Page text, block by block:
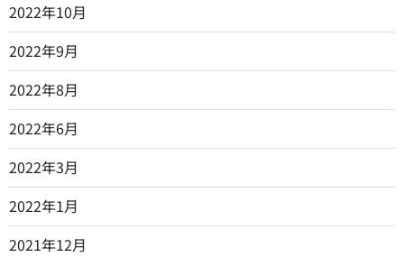
2022年10月
2022年9月
2022年8月
2022年6月
2022年3月
2022年1月
2021年12月